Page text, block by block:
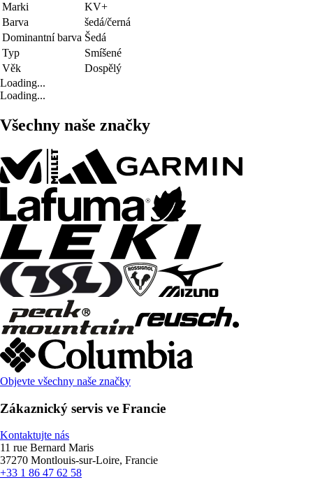
Marki
KV+
Barva
šedá/černá
Dominantní barva Šedá
Typ
Smíšené
Věk
Dospělý
Loading...
Loading...
Všechny naše značky
Objevte všechny naše značky
Zákaznický servis ve Francie
Kontaktujte nás
11 rue Bernard Maris
37270 Montlouis-sur-Loire, Francie
+33 1 86 47 62 58